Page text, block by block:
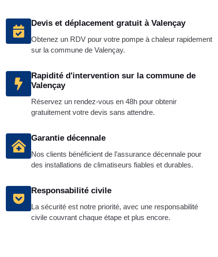
Devis et déplacement gratuit à Valençay
Obtenez un RDV pour votre pompe à chaleur rapidement
sur la commune de Valençay.
Rapidité d'intervention sur la commune de
Valençay
Réservez un rendez-vous en 48h pour obtenir
gratuitement votre devis sans attendre.
Garantie décennale
Nos clients bénéficient de l’assurance décennale pour
des installations de climatiseurs fiables et durables.
Responsabilité civile
La sécurité est notre priorité, avec une responsabilité
civile couvrant chaque étape et plus encore.